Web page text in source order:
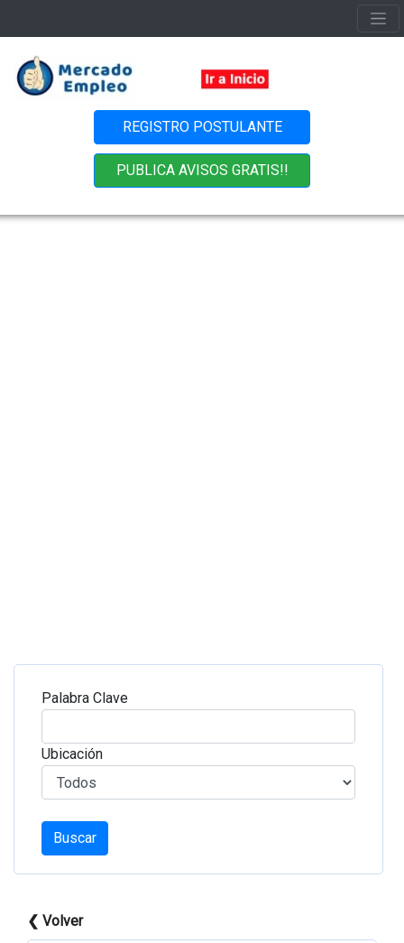
REGISTRO POSTULANTE
PUBLICA AVISOS GRATIS!!
Palabra Clave
Ubicación
Buscar
❮ Volver